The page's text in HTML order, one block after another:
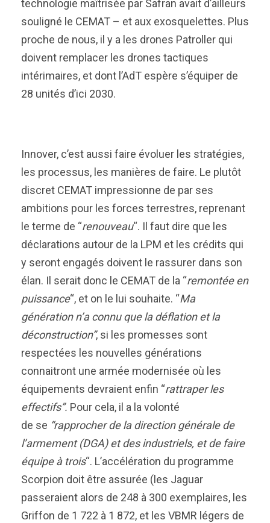
technologie maîtrisée par Safran avait d’ailleurs
souligné le CEMAT – et aux exosquelettes. Plus
proche de nous, il y a les drones Patroller qui
doivent remplacer les drones tactiques
intérimaires, et dont l’AdT espère s’équiper de
28 unités d’ici 2030.
Innover, c’est aussi faire évoluer les stratégies,
les processus, les manières de faire. Le plutôt
discret CEMAT impressionne de par ses
ambitions pour les forces terrestres, reprenant
le terme de “renouveau“. Il faut dire que les
déclarations autour de la LPM et les crédits qui
y seront engagés doivent le rassurer dans son
élan. Il serait donc le CEMAT de la “remontée en
puissance“, et on le lui souhaite. “Ma
génération n’a connu que la déflation et la
déconstruction”, si les promesses sont
respectées les nouvelles générations
connaitront une armée modernisée où l es
équipements devraient enfin “rattraper les
effectifs”. Pour cela, il a la volonté
de se “rapprocher de la direction générale de
l’armement (DGA) et des industriels, et de faire
équipe à trois“. L’accélération du programme
Scorpion doit être assurée (les Jaguar
passeraient alors de 248 à 300 exemplaires, les
Griffon de 1 722 à 1 872, et les VBMR légers de